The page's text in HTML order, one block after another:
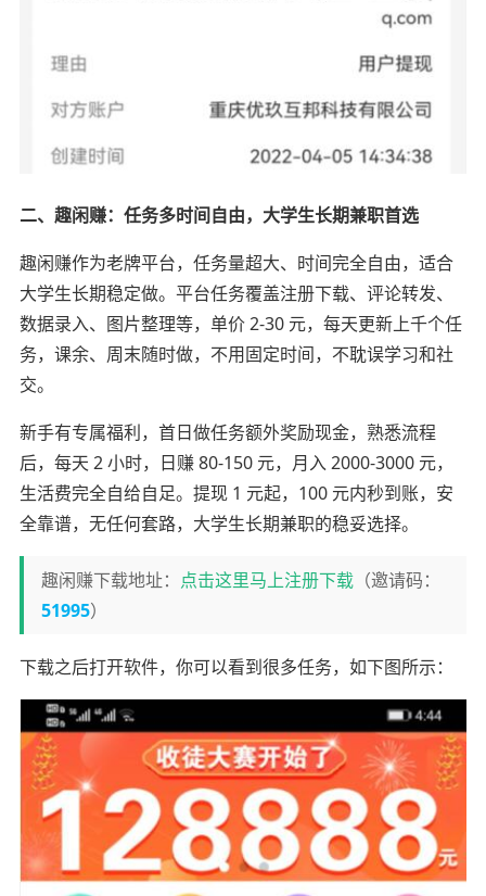
二、趣闲赚：任务多时间自由，大学生长期兼职首选
趣闲赚作为老牌平台，任务量超大、时间完全自由，适合
大学生长期稳定做。平台任务覆盖注册下载、评论转发、
数据录入、图片整理等，单价 2-30 元，每天更新上千个任
务，课余、周末随时做，不用固定时间，不耽误学习和社
交。
新手有专属福利，首日做任务额外奖励现金，熟悉流程
后，每天 2 小时，日赚 80-150 元，月入 2000-3000 元，
生活费完全自给自足。提现 1 元起，100 元内秒到账，安
全靠谱，无任何套路，大学生长期兼职的稳妥选择。
趣闲赚下载地址： 点击这里马上注册下载（邀请码：
51995）
下载之后打开软件，你可以看到很多任务，如下图所示：